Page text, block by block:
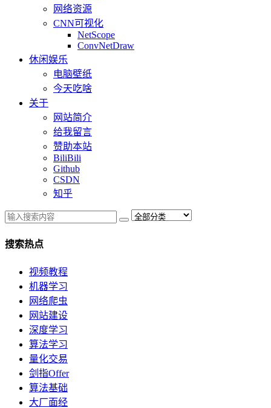
网络资源
CNN可视化
NetScope
ConvNetDraw
休闲娱乐
电脑壁纸
今天吃啥
关于
网站简介
给我留言
赞助本站
BiliBili
Github
CSDN
知乎
搜索热点
视频教程
机器学习
网络爬虫
网站建设
深度学习
算法学习
量化交易
剑指Offer
算法基础
大厂面经